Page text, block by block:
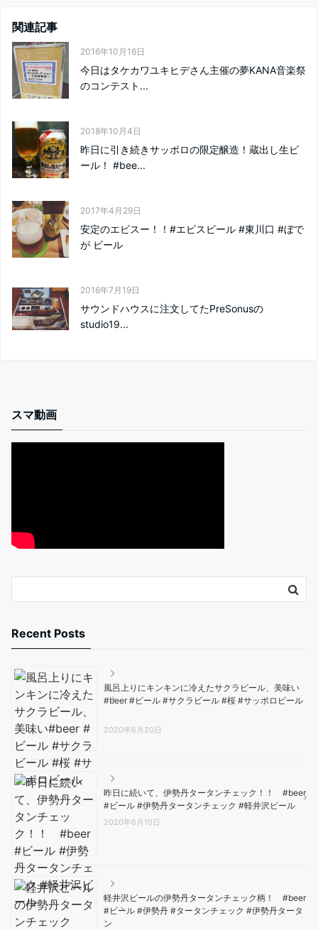
関連記事
2016年10月16日
今日はタケカワユキヒデさん主催の夢KANA音楽祭
のコンテスト...
2018年10月4日
昨日に引き続きサッポロの限定醸造！蔵出し生ビ
ール！ #bee...
2017年4月29日
安定のエビスー！！#エビスビール #東川口 #ぼで
が ビール
2016年7月19日
サウンドハウスに注文してたPreSonusの
studio19...
スマ動画
Recent Posts
風呂上りにキンキンに冷えたサクラビール、美味い️
#beer #ビール #サクラビール #桜 #サッポロビール
2020年6月20日
昨日に続いて、伊勢丹タータンチェック！！ #beer
#ビール #伊勢丹タータンチェック #軽井沢ビール
2020年6月10日
軽井沢ビールの伊勢丹タータンチェック柄！ #beer
#ビール #伊勢丹 #タータンチェック #伊勢丹タータ
ン